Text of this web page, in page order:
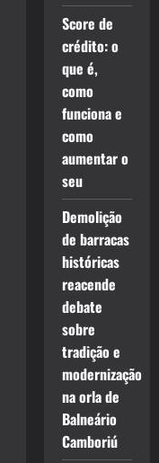
Score de
crédito: o
que é,
como
funciona e
como
aumentar o
seu
Demolição
de barracas
históricas
reacende
debate
sobre
tradição e
modernização
na orla de
Balneário
Camboriú